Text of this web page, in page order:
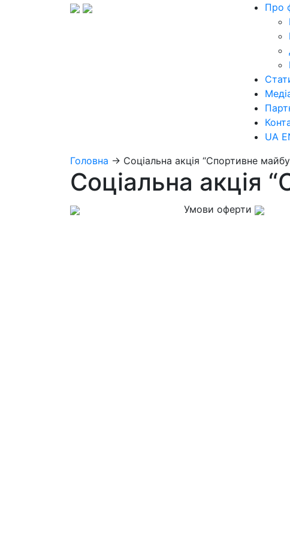
Про
UA
Головна → Соціальна акція “Спортивне
Соціальна акція
Умови оферти